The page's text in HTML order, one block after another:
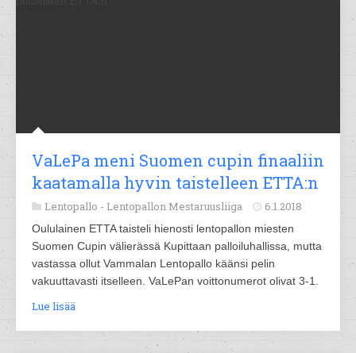
VaLePa meni Suomen cupin finaaliin
kaatamalla hyvin taistelleen ETTA:n
Lentopallo - Lentopallon Mestaruusliiga 6.1.2018
Oululainen ETTA taisteli hienosti lentopallon miesten
Suomen Cupin välierässä Kupittaan palloiluhallissa, mutta
vastassa ollut Vammalan Lentopallo käänsi pelin
vakuuttavasti itselleen. VaLePan voittonumerot olivat 3-1.
Lue lisää